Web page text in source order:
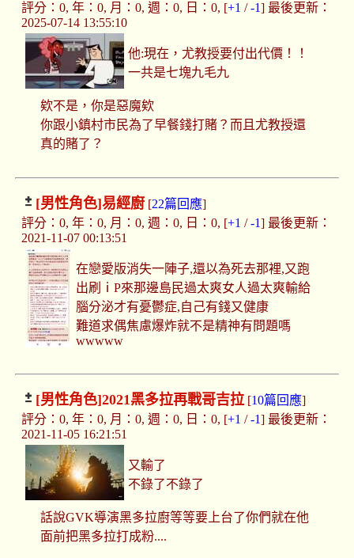
評分：0, 年：0, 月：0, 週：0, 日：0, [+1 /-1] 最後更新：
2025-07-14 13:55:10
他:現在，尤教授要付出代價！！
一共是七塊九毛九
欸不是，你是惡魔欸
你跟小鎮村市民為了早餐錢打賭？而且尤教授還
真的賭了？
[男性角色]易經廚[22篇回應]
評分：0, 年：0, 月：0, 週：0, 日：0, [+1 /-1] 最後更新：
2021-11-07 00:13:51
在戀愛版消失一陣子,還以為死去那裡,又跑
出刷ⅰP來那邊島民過太爽女人過太爽輸給
腦分泌才有憂鬱症,自己有錢又健康
難道求偶焦慮爆炸就不是精神有問題嗎
wwwww
[男性角色]2021黑多拉再戰哥吉拉[10篇回應]
評分：0, 年：0, 月：0, 週：0, 日：0, [+1 /-1] 最後更新：
2021-11-05 16:21:51
又輸了
不錄了不錄了
話說GVK導演黑多拉廚等等要上台了你們就在他
面前把黑多拉打成粉....